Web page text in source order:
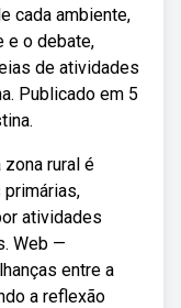
cada ambiente,
e o debate,
de atividades
Publicado em 5
rural é
atividades
Web —
entre a
a reflexão